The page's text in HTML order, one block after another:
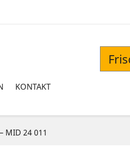
KONTAKT
MID 24 011